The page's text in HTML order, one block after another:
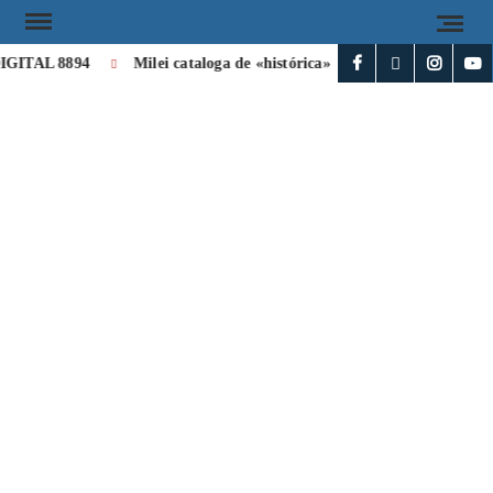
8894 Milei cataloga de «histórica» la visita de León XIV a